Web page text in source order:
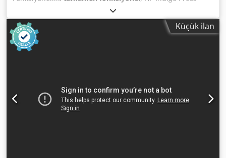
7800 Die Maschine befindet sich in hervorragendem
Zustand, ist noch installiert und aktuell in der Produktion
im Einsatz. Eine Besichtigung unter
Produktionsbedingungen ist nach Vereinbarung möglich.
Nach Angaben des aktuellen Eigentümers bestehen keine
Indigo Press 7800 Seriennummer: IL 47000146 Baujahr:
Februar 2015 Zählerstand: ca. 19,7 Millionen Drucke, Stand
Juni 2025 Anzahl autorisierter Farben: 7 Anzahl
Küçük ilan